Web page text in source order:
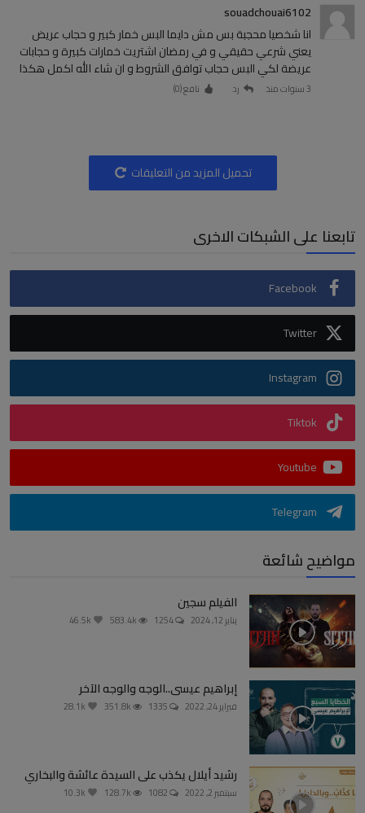
souadchouai6102
انا شخصيا محجبة بس مش دايما البس خمار كبير و حجاب عريض
يعني شرعي حقيقي و في رمضان اشتريت خمارات كبيرة و حجابات
عريضة لكي البس حجاب توافق الشروط و ان شاء الله اكمل هكذا
3 سنوات منذ رد نافع (0
)
تحميل المزيد من التعليقات
تابعنا على الشبكات الاخرى
Facebook
Twitter
Instagram
Tiktok
Youtube
Telegram
مواضيح شائعة
الفيلم سجين
يناير 12, 2024
إبراهيم عيسى..الوجه والوجه الآخر
فبراير 24, 2022
رشيد أيلال يكذب على السيدة عائشة والبخاري
سبتمبر 2, 2022